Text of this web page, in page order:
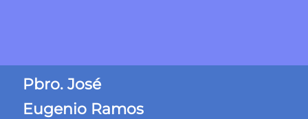
Pbro. José
Eugenio Ramos